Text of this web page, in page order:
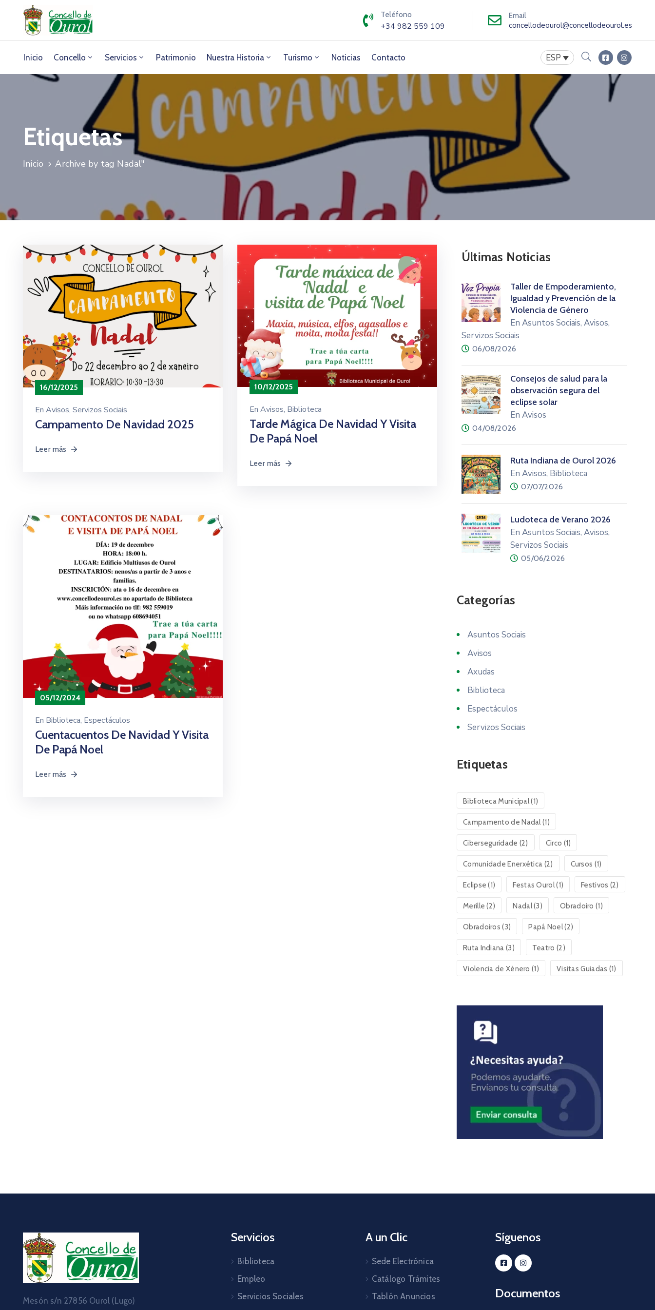
Teléfono
+34 982 559 109
Email
concellodeourol@concellodeourol.es
Inicio Concello Servicios Patrimonio Nuestra Historia Turismo Noticias Contacto ESP
Etiquetas
Inicio Archive by tag Nadal"
16/12/2025
En Avisos‚ Servizos Sociais
Campamento De Navidad 2025
Leer más
10/12/2025
En Avisos‚ Biblioteca
Tarde Mágica De Navidad Y Visita
De Papá Noel
Leer más
05/12/2024
En Biblioteca‚ Espectáculos
Cuentacuentos De Navidad Y Visita
De Papá Noel
Leer más
Últimas Noticias
Taller de Empoderamiento,
Igualdad y Prevención de la
Violencia de Género
En Asuntos Sociais, Avisos,
Servizos Sociais
06/08/2026
Consejos de salud para la
observación segura del
eclipse solar
En Avisos
04/08/2026
Ruta Indiana de Ourol 2026
En Avisos, Biblioteca
07/07/2026
Ludoteca de Verano 2026
En Asuntos Sociais, Avisos,
Servizos Sociais
05/06/2026
Categorías
Asuntos Sociais
Avisos
Axudas
Biblioteca
Espectáculos
Servizos Sociais
Etiquetas
Biblioteca Municipal(1)
Campamento de Nadal(1)
Ciberseguridade (2) Circo (1)
Comunidade Enerxética (2) Cursos (1)
Eclipse (1) Festas Ourol(1) Festivos (2)
Merille (2) Nadal(3) Obradoiro (1)
Obradoiros (3) Papá Noel(2)
Ruta Indiana (3) Teatro (2)
Violencia de Xénero (1) Visitas Guiadas (1)
Mesón s/n 27856 Ourol (Lugo)
Servicios
Biblioteca
Empleo
Servicios Sociales
A un Clic
Sede Electrónica
Catálogo Trámites
Tablón Anuncios
Síguenos
Documentos